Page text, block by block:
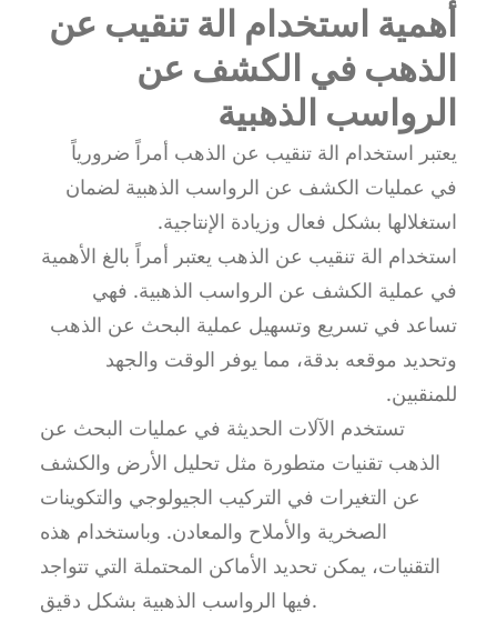
أهمية استخدام الة تنقيب عن
الذهب في الكشف عن
الرواسب الذهبية
يعتبر استخدام الة تنقيب عن الذهب أمراً ضرورياً
في عمليات الكشف عن الرواسب الذهبية لضمان
استغلالها بشكل فعال وزيادة الإنتاجية.
استخدام الة تنقيب عن الذهب يعتبر أمراً بالغ الأهمية
في عملية الكشف عن الرواسب الذهبية. فهي
تساعد في تسريع وتسهيل عملية البحث عن الذهب
وتحديد موقعه بدقة، مما يوفر الوقت والجهد
للمنقبين.
تستخدم الآلات الحديثة في عمليات البحث عن
الذهب تقنيات متطورة مثل تحليل الأرض والكشف
عن التغيرات في التركيب الجيولوجي والتكوينات
الصخرية والأملاح والمعادن. وباستخدام هذه
التقنيات، يمكن تحديد الأماكن المحتملة التي تتواجد
فيها الرواسب الذهبية بشكل دقيق.